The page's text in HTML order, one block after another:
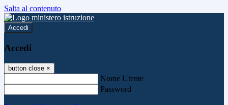
Salta al contenuto
Accedi
Accedi
button close ×
Nome Utente
Password